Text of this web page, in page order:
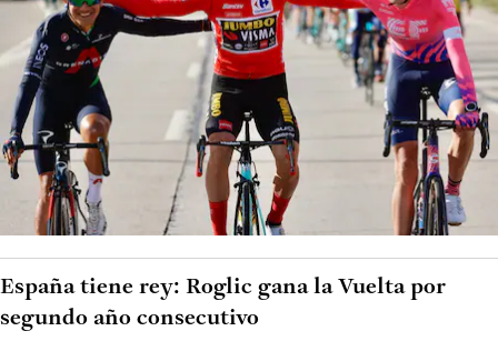
España tiene rey: Roglic gana la Vuelta por
segundo año consecutivo